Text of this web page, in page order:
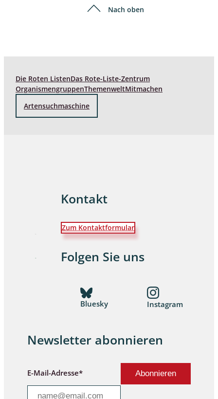
Nach oben
Die Roten ListenDas Rote-Liste-Zentrum
OrganismengruppenThemenweltMitmachen
Artensuchmaschine
Kontakt
Zum Kontaktformular
Folgen Sie uns
Bluesky Instagram
Newsletter abonnieren
E-Mail-Adresse*